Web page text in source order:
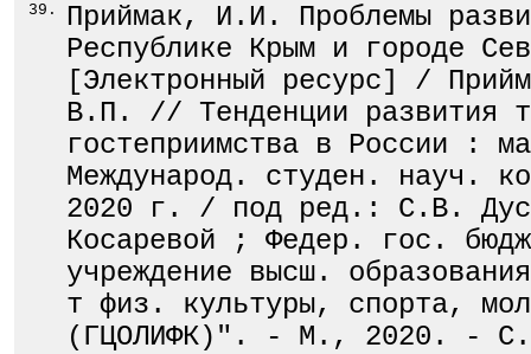
39.
Приймак, И.И. Проблемы
Республике Крым и городе
[Электронный ресурс] /
В.П. // Тенденции развития
гостеприимства в России :
Международ. студен. науч.
2020 г. / под ред.: С.В.
Косаревой ; Федер. гос.
учреждение высш.
т физ. культуры, спорта,
(ГЦОЛИФК)". - М., 2020. - С.